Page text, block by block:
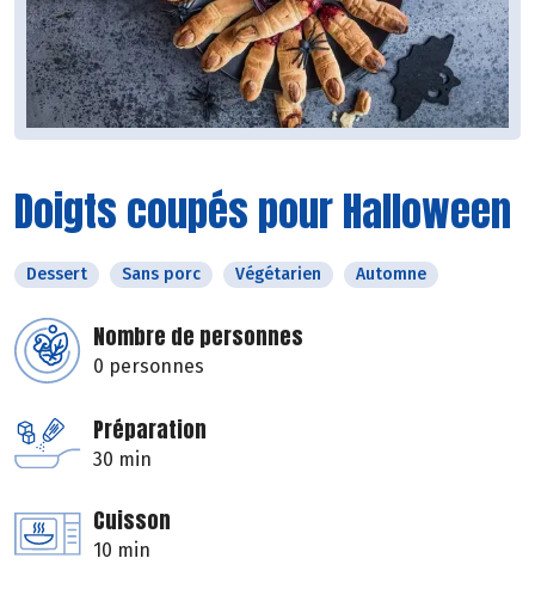
Doigts coupés pour Halloween
Dessert Sans porc Végétarien Automne
Nombre de personnes
0 personnes
Préparation
30 min
Cuisson
10 min